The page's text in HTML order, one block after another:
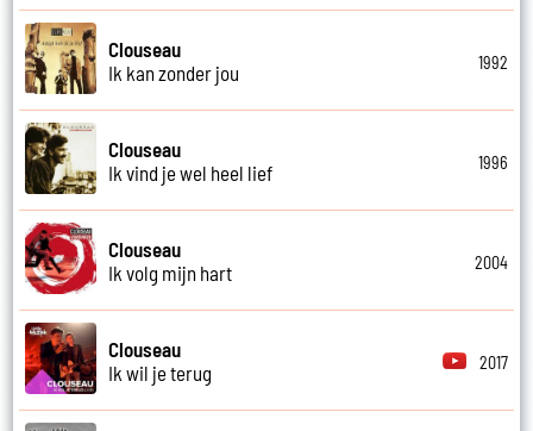
Clouseau
Ik kan zonder jou
1992
Clouseau
Ik vind je wel heel lief
1996
Clouseau
Ik volg mijn hart
2004
Clouseau
Ik wil je terug
2017